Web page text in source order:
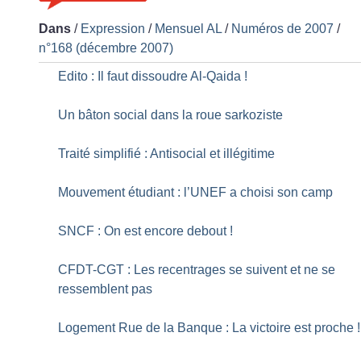
Dans / Expression / Mensuel AL / Numéros de 2007 /
n°168 (décembre 2007)
Edito : Il faut dissoudre Al-Qaida !
Un bâton social dans la roue sarkoziste
Traité simplifié : Antisocial et illégitime
Mouvement étudiant : l’UNEF a choisi son camp
SNCF : On est encore debout !
CFDT-CGT : Les recentrages se suivent et ne se
ressemblent pas
Logement Rue de la Banque : La victoire est proche !